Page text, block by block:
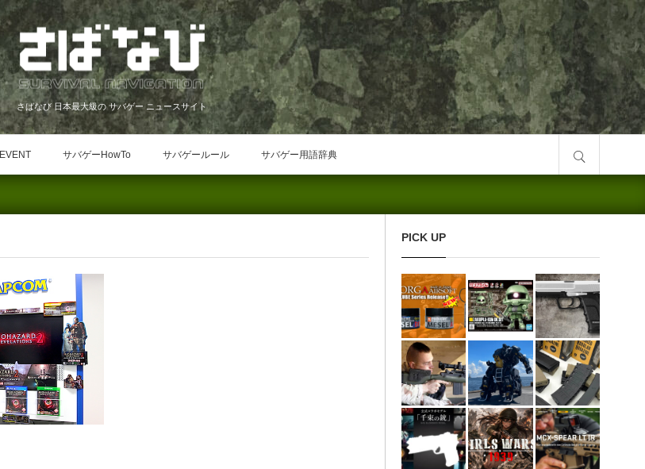
さばなび 日本最大級の サバゲー ニュースサイト
EVENT サバゲーHowTo サバゲールール サバゲー用語辞典
PICK UP